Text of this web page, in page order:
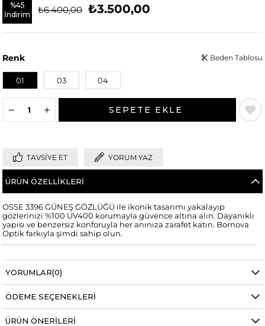
%45
İndirim
₺6.400,00 ₺3.500,00
Renk
01 03 04
Beden Tablosu
TAVSIYE ET YORUM YAZ
ÜRÜN ÖZELLIKLERI
OSSE 3396 GÜNEŞ GÖZLÜĞÜ ile ikonik tasarımı yakalayıp
gözlerinizi %100 UV400 korumayla güvence altına alın. Dayanıklı
yapısı ve benzersiz konforuyla her anınıza zarafet katın. Bornova
Optik farkıyla şimdi sahip olun.
YORUMLAR(0)
ÖDEME SEÇENEKLERI
ÜRÜN ÖNERILERI